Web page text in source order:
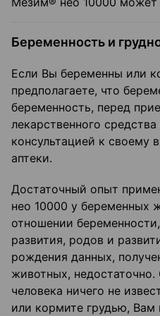
Беременность и
Если Вы беременны или
предполагаете, что
беременность, перед
лекарственного средства
консультацией к своему
аптеки.
Достаточный опыт
нео 10000 у беременных
отношении
развития, родов и
рождения данных,
животных,
человека ничего не
или кормите грудью, Вам